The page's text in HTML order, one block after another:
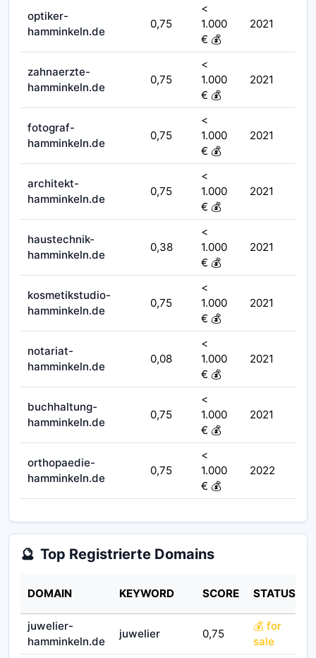
optiker-
hamminkeln.de
0,75
<
1.000
€ 💰
2021
zahnaerzte-
hamminkeln.de
0,75
<
1.000
€ 💰
2021
fotograf-
hamminkeln.de
0,75
<
1.000
€ 💰
2021
architekt-
hamminkeln.de
0,75
<
1.000
€ 💰
2021
haustechnik-
hamminkeln.de
0,38
<
1.000
€ 💰
2021
kosmetikstudio-
hamminkeln.de
0,75
<
1.000
€ 💰
2021
notariat-
hamminkeln.de
0,08
<
1.000
€ 💰
2021
buchhaltung-
hamminkeln.de
0,75
<
1.000
€ 💰
2021
orthopaedie-
hamminkeln.de
0,75
<
1.000
€ 💰
2022
🔮 Top Registrierte Domains
DOMAIN KEYWORD SCORE STATUS
juwelier-
hamminkeln.de
juwelier 0,75
💰 for
sale